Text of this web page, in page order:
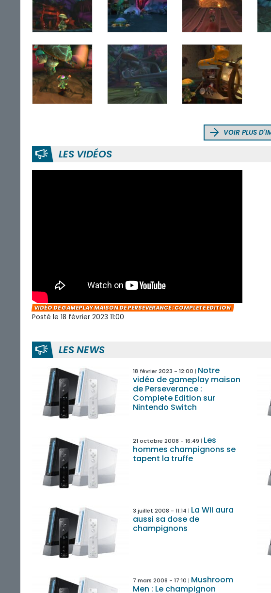
VOIR PLUS
LES VIDÉOS
VIDÉO DE GAMEPLAY MAISON DE PERSEVERANCE : COMPLETE EDITION
Posté le 18 février 2023 11:00
LES NEWS
18 février 2023 - 12:00
Notre
vidéo de gameplay maison
de Perseverance :
Complete Edition sur
Nintendo Switch
21 octobre 2008 - 16:49
Les
hommes champignons se
tapent la truffe
3 juillet 2008 - 11:14
La Wii aura
aussi sa dose de
champignons
7 mars 2008 - 17:10
Mushroom
Men : Le champignon